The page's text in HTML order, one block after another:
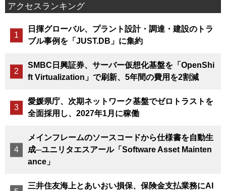
アクセスランキング
日揮グローバル、プラント設計・調達・建設のトラ
ブル事例を「JUST.DB」に集約
SMBC日興証券、サーバー仮想化基盤を「OpenShi
ft Virtualization」で刷新、5年間の費用を2割減
愛媛県庁、次期ネットワーク基盤でゼロトラストを
全面採用し、2027年1月に稼働
メインフレームのソースコードから仕様書を自動生
成─ユニリタエスアール「Software Asset Mainten
ance」
三井住友海上とあいおい損保、保険金支払業務にAI